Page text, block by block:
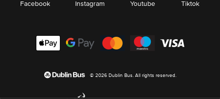
Facebook Instagram Youtube Tiktok
© 2026 Dublin Bus. All rights reserved.